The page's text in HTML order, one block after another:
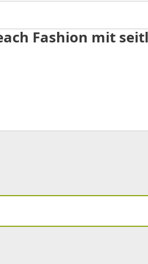
Fashion mit